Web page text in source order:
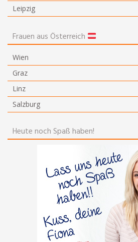
Leipzig
Frauen aus Österreich
Wien
Graz
Linz
Salzburg
Heute noch Spaß haben!